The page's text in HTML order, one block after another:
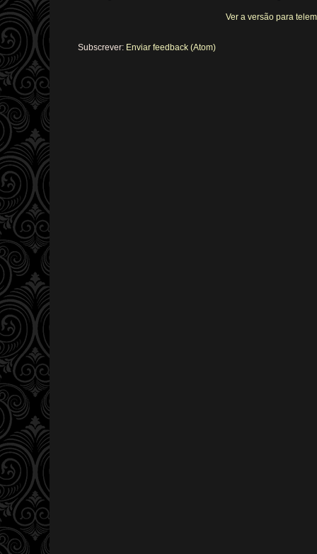
Ver a versão para
Subscrever: Enviar feedback (Atom)